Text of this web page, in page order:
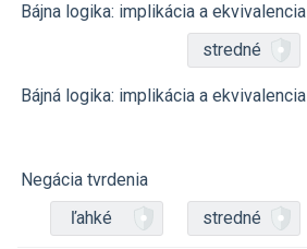
Bájna logika: implikácia a ekvivalencia
stredné
Bájná logika: implikácia a ekvivalencia
Negácia tvrdenia
ľahké
stredné